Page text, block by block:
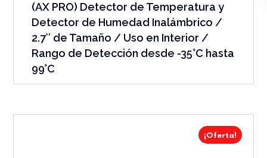
(AX PRO) Detector de Temperatura y
Detector de Humedad Inalámbrico /
2.7″ de Tamaño / Uso en Interior /
Rango de Detección desde -35°C hasta
99°C
¡Oferta!